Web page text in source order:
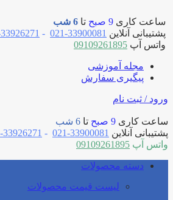
ساعت کاری 9 صبح تا 6 شب
پشتیبانی آنلاین 33900081-021
-
33926271-021
واتس آپ 09109261895
مجله آموزشی
پیگیری سفارش
ورود / ثبت نام
ساعت کاری 9 صبح تا 6 شب
پشتیبانی آنلاین 33900081-021
-
33926271-021
واتس آپ 09109261895
دسته محصولات
لیست قیمت محصولات